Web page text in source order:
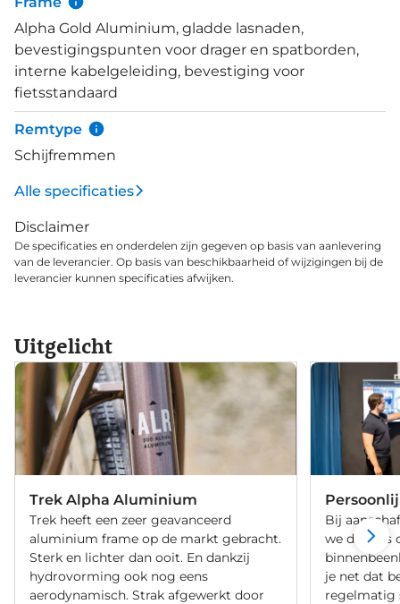
sneller en alle heuvels worden beklommen. De
extra duw van de motor maakt het fietsen nog
comfortabeler en aangenamer. En de
kwaliteitscomponenten en comfortdetails
verhogen de snelheid en het plezier.
Alpha Gold Aluminium, gladde lasnaden,
bevestigingspunten voor drager en spatborden,
interne kabelgeleiding, bevestiging voor
fietsstandaard
Remtype
Schijfremmen
Alle specificaties
Disclaimer
De specificaties en onderdelen zijn gegeven op basis van aanlevering
van de leverancier. Op basis van beschikbaarheid of wijzigingen bij de
leverancier kunnen specificaties afwijken.
Uitgelicht
Trek Alpha Aluminium
Trek heeft een zeer geavanceerd
aluminium frame op de markt gebracht.
Sterk en lichter dan ooit. En dankzij
hydrovorming ook nog eens
aerodynamisch. Strak afgewerkt door
Bij
we de fiets
je net dat
regelmatig